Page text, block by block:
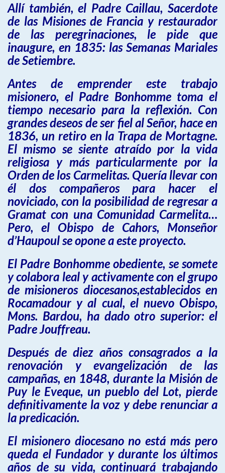
Allí también, el Padre Caillau, Sacerdote
de las Misiones de Francia y restaurador
de las peregrinaciones, le pide que
inaugure, en 1835: las Semanas Mariales
de Setiembre.
Antes de emprender este trabajo
misionero, el Padre Bonhomme toma el
tiempo necesario para la reflexión. Con
grandes deseos de ser fiel al Señor, hace en
1836, un retiro en la Trapa de Mortagne.
El mismo se siente atraído por la vida
religiosa y más particularmente por la
Orden de los Carmelitas. Quería llevar con
él dos compañeros para hacer el
noviciado, con la posibilidad de regresar a
Gramat con una Comunidad Carmelita…
Pero, el Obispo de Cahors, Monseñor
d’Haupoul se opone a este proyecto.
El Padre Bonhomme obediente, se somete
y colabora leal y activamente con el grupo
de misioneros diocesanos,establecidos en
Rocamadour y al cual, el nuevo Obispo,
Mons. Bardou, ha dado otro superior: el
Padre Jouffreau.
Después de diez años consagrados a la
renovación y evangelización de las
campañas, en 1848, durante la Misión de
Puy le Eveque, un pueblo del Lot, pierde
definitivamente la voz y debe renunciar a
la predicación.
El misionero diocesano no está más pero
queda el Fundador y durante los últimos
años de su vida, continuará trabajando